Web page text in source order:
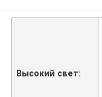
Высокий свет: